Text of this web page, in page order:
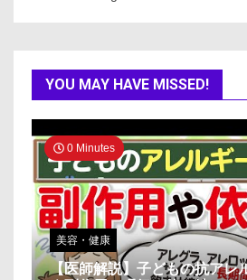
YOU MAY HAVE MISSED!
0 Minutes
美容・健康
【医師解説】子どもの抗アレ